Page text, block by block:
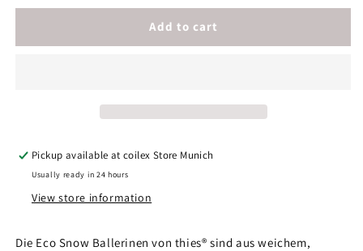
for
1856
for
1856
Add to cart
Pickup available atcoilex Store Munich
Usually ready in 24 hours
View store information
Die Eco Snow Ballerinen von thies® sind aus weichem,